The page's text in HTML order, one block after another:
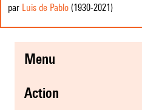
par Luis de Pablo (1930-2021 )
menu
action